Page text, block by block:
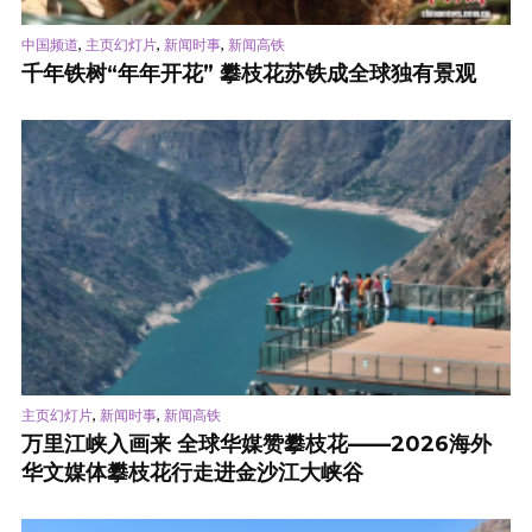
中国频道, 主页幻灯片, 新闻时事, 新闻高铁
千年铁树“年年开花” 攀枝花苏铁成全球独有景观
主页幻灯片, 新闻时事, 新闻高铁
万里江峡入画来 全球华媒赞攀枝花——2026海外
华文媒体攀枝花行走进金沙江大峡谷